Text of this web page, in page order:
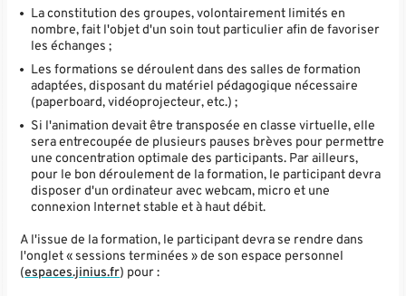
La constitution des groupes, volontairement limités en
nombre, fait l'objet d'un soin tout particulier afin de favoriser
les échanges ;
Les formations se déroulent dans des salles de formation
adaptées, disposant du matériel pédagogique nécessaire
(paperboard, vidéoprojecteur, etc.) ;
Si l'animation devait être transposée en classe virtuelle, elle
sera entrecoupée de plusieurs pauses brèves pour permettre
une concentration optimale des participants. Par ailleurs,
pour le bon déroulement de la formation, le participant devra
disposer d'un ordinateur avec webcam, micro et une
connexion Internet stable et à haut débit.
A l'issue de la formation, le participant devra se rendre dans
l'onglet « sessions terminées » de son espace personnel
(espaces.jinius.fr) pour :